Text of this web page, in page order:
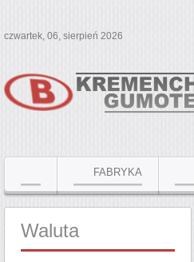
czwartek, 06, sierpień 2026
FABRYKA
Waluta